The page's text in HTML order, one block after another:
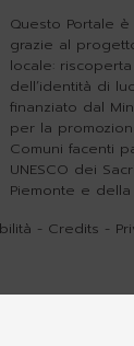
Questo Portale
grazie al
locale:
dell’identità di
finanziato dal
per la
Comuni facenti
UNESCO dei
Piemonte e della
- Credits -